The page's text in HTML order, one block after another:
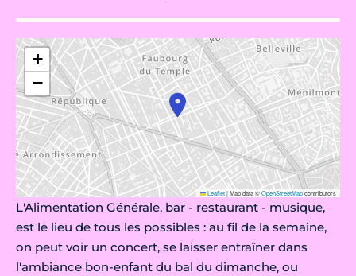
+
−
Leaflet|Map data ©OpenStreetMapcontributors
L'Alimentation Générale, bar - restaurant - musique,
est le lieu de tous les possibles : au fil de la semaine,
on peut voir un concert, se laisser entraîner dans
l'ambiance bon-enfant du bal du dimanche, ou